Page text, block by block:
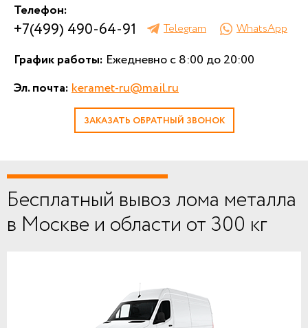
Телефон:
+7(499) 490-64-91 Telegram WhatsApp
График работы: Ежедневно с 8:00 до 20:00
Эл. почта:keramet-ru@mail.ru
ЗАКАЗАТЬ ОБРАТНЫЙ ЗВОНОК
Бесплатный вывоз лома металла
в Москве и области от 300 кг